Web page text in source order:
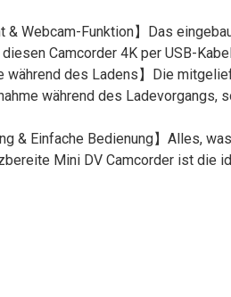
& Webcam-Funktion】Das
Camcorder 4K per USB-
während des Ladens】Die
während des Ladevorgangs,
& Einfache Bedienung】Alles,
Mini DV Camcorder ist die